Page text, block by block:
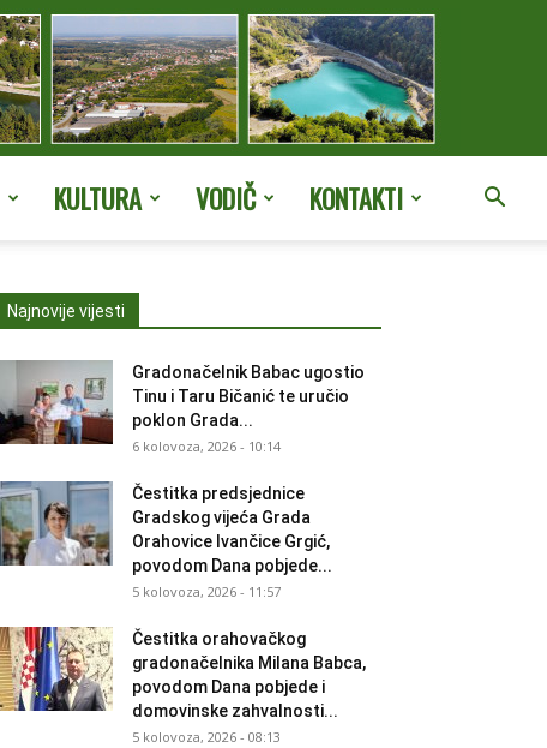
KULTURA VODIČ KONTAKTI
Najnovije vijesti
Gradonačelnik Babac ugostio
Tinu i Taru Bičanić te uručio
poklon Grada...
6 kolovoza, 2026 - 10:14
Čestitka predsjednice
Gradskog vijeća Grada
Orahovice Ivančice Grgić,
povodom Dana pobjede...
5 kolovoza, 2026 - 11:57
Čestitka orahovačkog
gradonačelnika Milana Babca,
povodom Dana pobjede i
domovinske zahvalnosti...
5 kolovoza, 2026 - 08:13